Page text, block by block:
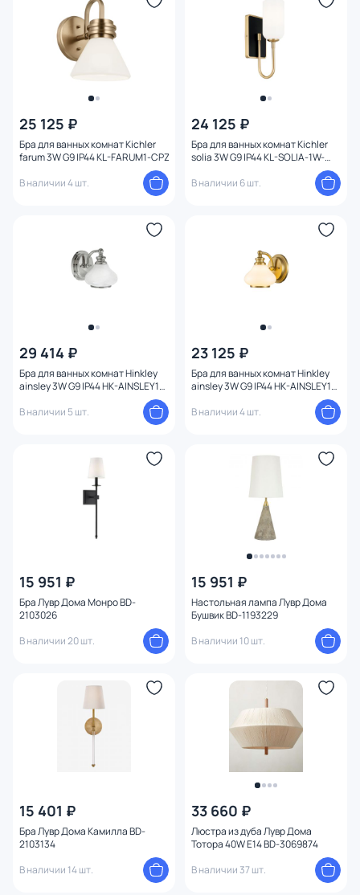
25 125 ₽
Бра для ванных комнат Kichler
farum 3W G9 IP44 KL-FARUM1-CPZ
В наличии 4 шт.
24 125 ₽
Бра для ванных комнат Kichler
solia 3W G9 IP44 KL-SOLIA-1W-
В наличии 6 шт.
29 414 ₽
Бра для ванных комнат Hinkley
ainsley 3W G9 IP44 HK-AINSLEY1-
В наличии 5 шт.
23 125 ₽
Бра для ванных комнат Hinkley
ainsley 3W G9 IP44 HK-AINSLEY1-
В наличии 4 шт.
15 951 ₽
Бра Лувр Дома Монро BD-
2103026
В наличии 20 шт.
15 951 ₽
Настольная лампа Лувр Дома
Бушвик BD-1193229
В наличии 10 шт.
15 401 ₽
Бра Лувр Дома Камилла BD-
2103134
В наличии 14 шт.
33 660 ₽
Люстра из дуба Лувр Дома
Тотора 40W E14 BD-3069874
В наличии 37 шт.
Мощность ламп